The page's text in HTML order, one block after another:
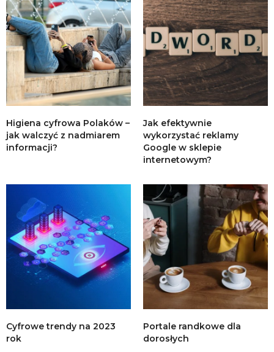
Higiena cyfrowa Polaków –
jak walczyć z nadmiarem
informacji?
Jak efektywnie
wykorzystać reklamy
Google w sklepie
internetowym?
Cyfrowe trendy na 2023
rok
Portale randkowe dla
dorosłych